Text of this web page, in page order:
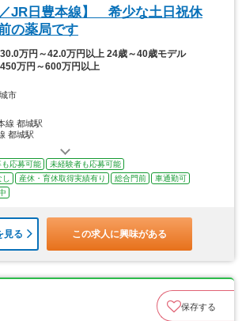
／JR日豊本線】 希少な土日祝休
の薬局です
30.0万円～42.0万円以上 24歳～40歳モデル
450万円～600万円以上
市
線 都城駅
都城駅
も応募可能
未経験者も応募可能
産休・育休取得実績有り 総合門前
車通勤可
見る この求人に興味がある
保存する